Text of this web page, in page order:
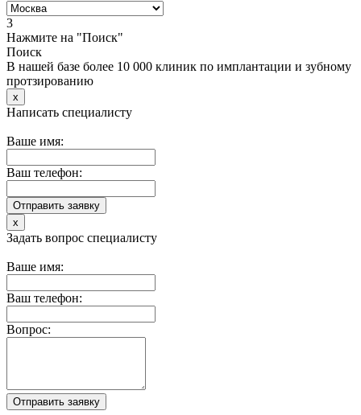
3
Нажмите на "Поиск"
Поиск
В нашей базе более 10 000 клиник по имплантации и зубному
протзированию
x
Написать специалисту
Ваше имя:
Ваш телефон:
x
Задать вопрос специалисту
Ваше имя:
Ваш телефон:
Вопрос: